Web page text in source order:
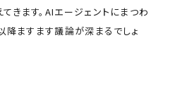
きます。AIエージェントにまつわ
降ますます議論が深まるでしょ